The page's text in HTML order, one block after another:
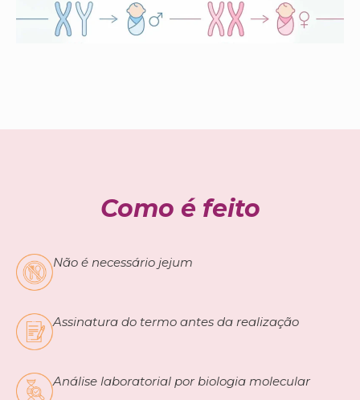
Como é feito
Não é necessário jejum
Assinatura do termo antes da realização
Análise laboratorial por biologia molecular